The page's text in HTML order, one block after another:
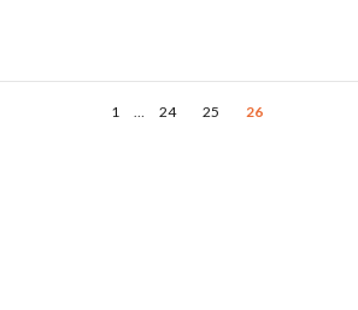
1 24 25 26